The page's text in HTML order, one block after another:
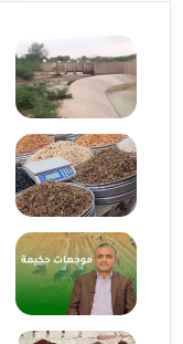
ع
S
S